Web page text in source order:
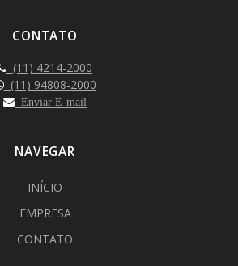
CONTATO
(11) 4214-2000
(11) 94808-2000
Enviar E-mail
NAVEGAR
INÍCIO
EMPRESA
CONTATO